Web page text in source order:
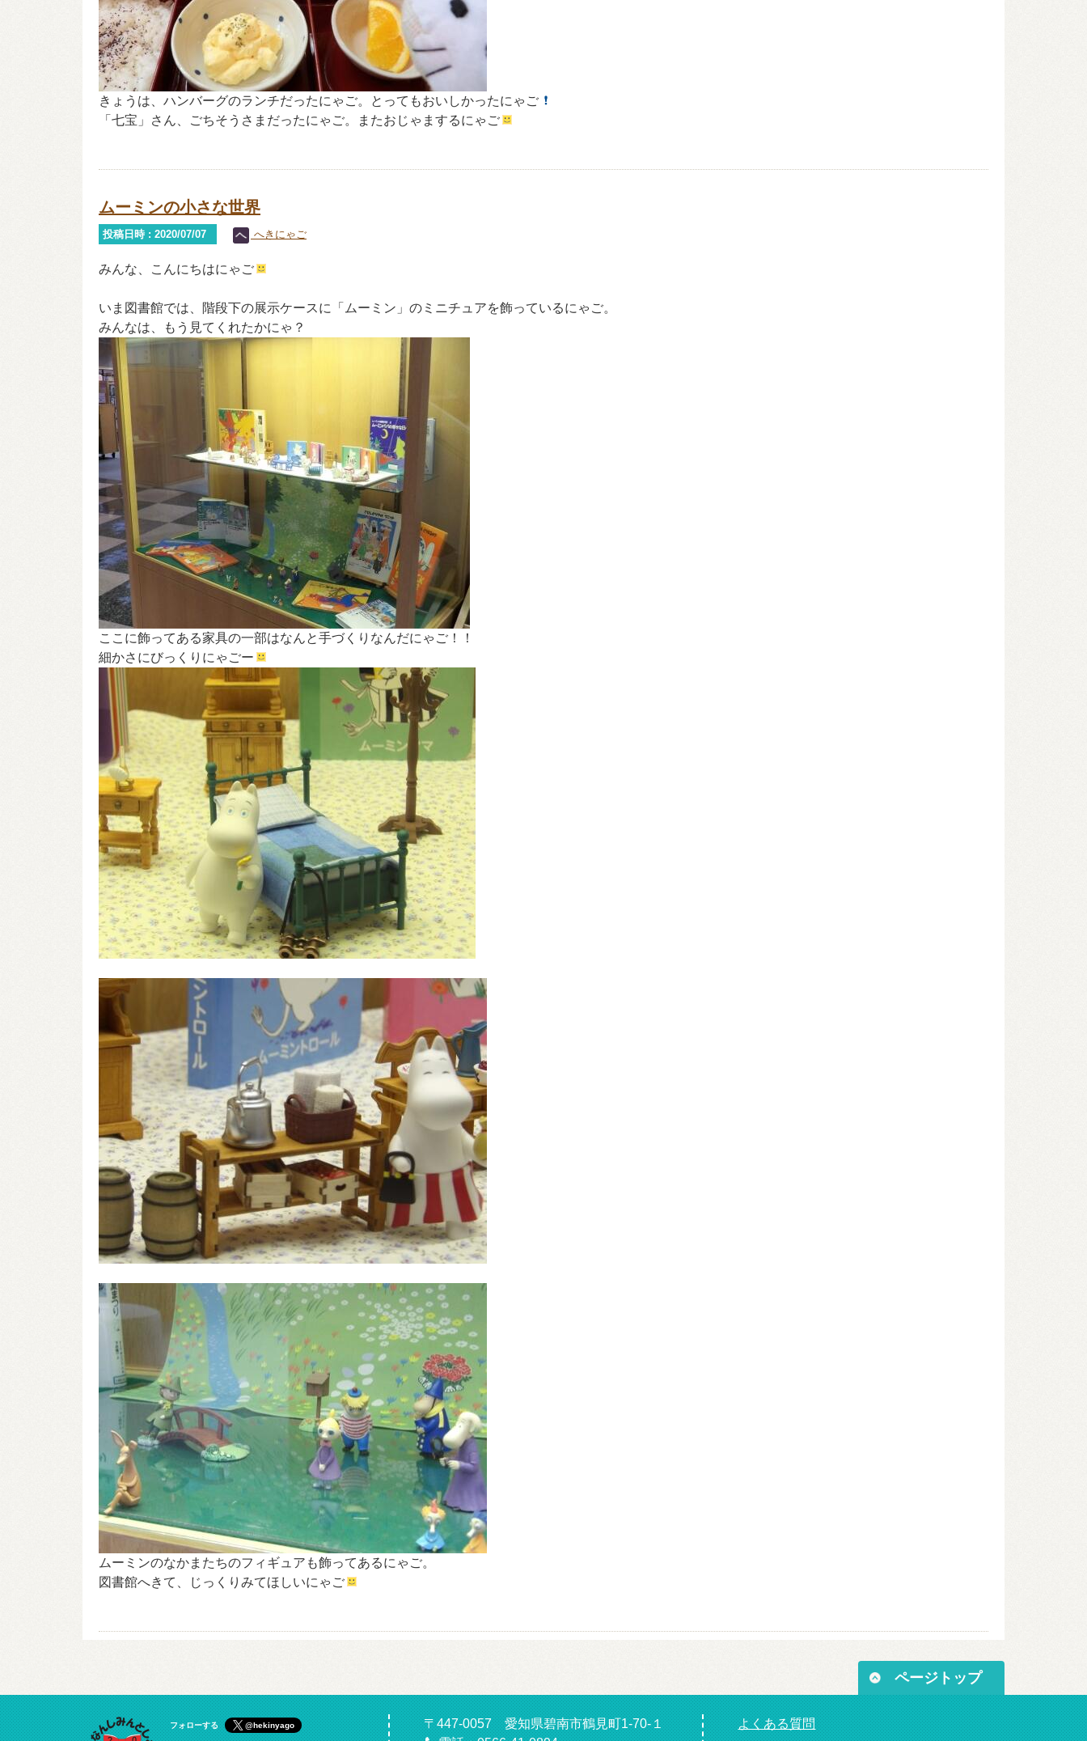
きょうは、ハンバーグのランチだったにゃご。とってもおいしかったにゃご
「七宝」さん、ごちそうさまだったにゃご。またおじゃまするにゃご
ムーミンの小さな世界
投稿日時 : 2020/07/07 へきにゃご
みんな、こんにちはにゃご
いま図書館では、階段下の展示ケースに「ムーミン」のミニチュアを飾っているにゃご。
みんなは、もう見てくれたかにゃ？
ここに飾ってある家具の一部はなんと手づくりなんだにゃご！！
細かさにびっくりにゃごー
ムーミンのなかまたちのフィギュアも飾ってあるにゃご。
図書館へきて、じっくりみてほしいにゃご
ページトップ
フォローする @hekinyago
〒447-0057 愛知県碧南市鶴見町1-70-１
よくある質問